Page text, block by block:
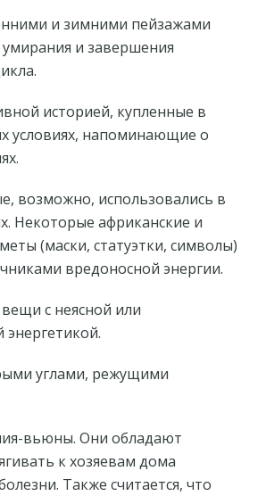
и зимними пейзажами
и завершения
историей, купленные в
условиях, напоминающие о
возможно, использовались в
Некоторые африканские и
(маски, статуэтки, символы)
вредоносной энергии.
с неясной или
углами, режущими
вьюны. Они обладают
к хозяевам дома
Также считается, что